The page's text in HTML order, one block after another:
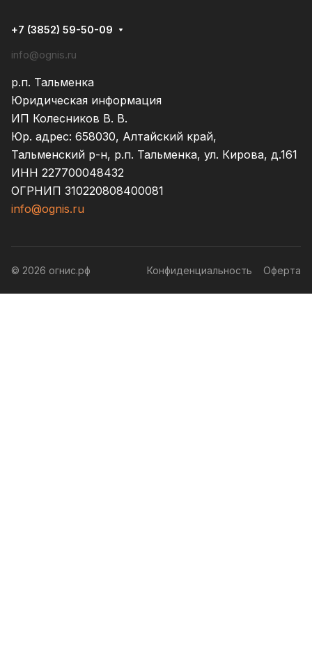
+7 (3852) 59-50-09
info@ognis.ru
р.п. Тальменка
Юридическая информация
ИП Колесников В. В.
Юр. адрес: 658030, Алтайский край,
Тальменский р-н, р.п. Тальменка, ул. Кирова, д.161
ИНН 227700048432
ОГРНИП 310220808400081
info@ognis.ru
© 2026 огнис.рф Конфиденциальность Оферта